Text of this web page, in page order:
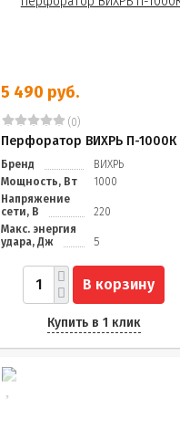
5 490 руб.
(0)
Перфоратор ВИХРЬ П-1000К
Бренд
ВИХРЬ
Мощность, Вт
1000
Напряжение
сети, В
220
Макс. энергия
удара, Дж
5
В корзину
Купить в 1 клик